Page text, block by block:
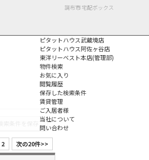
調布市 宅配ボックス
ピタットハウス武蔵境店
ピタットハウス阿佐ヶ谷店
東洋リーベスト本店(管理部)
物件検索
お気に入り
閲覧履歴
保存した検索条件
賃貸管理
ご入居者様
当社について
問い合わせ
2 次の20件>>